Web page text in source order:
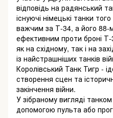
відповідь на радянський
існуючі німецькі танки
важчим за Т-34, а його 88-
ефективним проти броні
як на східному, так і на
із найстрашніших танків
Королівський Танк Тигр -
створення сцен та
закінчення війни.
У зібраному вигляді
допомогою пульта або